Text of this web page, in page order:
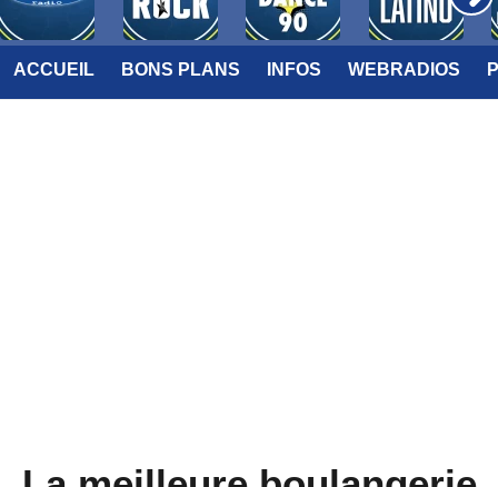
ACCUEIL BONS PLANS INFOS WEBRADIOS